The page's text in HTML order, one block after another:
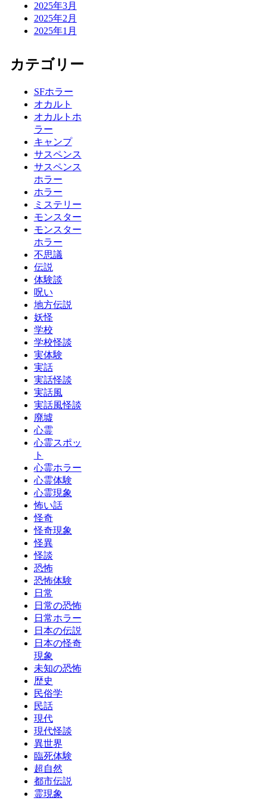
2025年3月
2025年2月
2025年1月
カテゴリー
SFホラー
オカルト
オカルトホ
ラー
キャンプ
サスペンス
サスペンス
ホラー
ホラー
ミステリー
モンスター
モンスター
ホラー
不思議
伝説
体験談
呪い
地方伝説
妖怪
学校
学校怪談
実体験
実話
実話怪談
実話風
実話風怪談
廃墟
心霊
心霊スポッ
ト
心霊ホラー
心霊体験
心霊現象
怖い話
怪奇
怪奇現象
怪異
怪談
恐怖
恐怖体験
日常
日常の恐怖
日常ホラー
日本の伝説
日本の怪奇
現象
未知の恐怖
歴史
民俗学
民話
現代
現代怪談
異世界
臨死体験
超自然
都市伝説
霊現象